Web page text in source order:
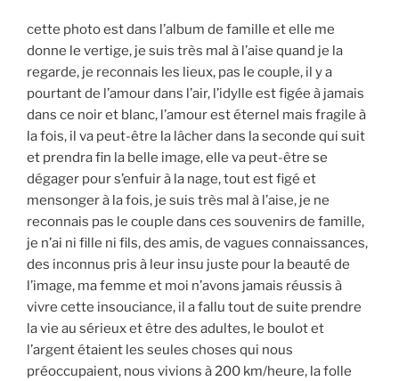
cette photo est dans l’album de famille et elle me
donne le vertige, je suis très mal à l’aise quand je la
regarde, je reconnais les lieux, pas le couple, il y a
pourtant de l’amour dans l’air, l’idylle est figée à jamais
dans ce noir et blanc, l’amour est éternel mais fragile à
la fois, il va peut-être la lâcher dans la seconde qui suit
et prendra fin la belle image, elle va peut-être se
dégager pour s’enfuir à la nage, tout est figé et
mensonger à la fois, je suis très mal à l’aise, je ne
reconnais pas le couple dans ces souvenirs de famille,
je n’ai ni fille ni fils, des amis, de vagues connaissances,
des inconnus pris à leur insu juste pour la beauté de
l’image, ma femme et moi n’avons jamais réussis à
vivre cette insouciance, il a fallu tout de suite prendre
la vie au sérieux et être des adultes, le boulot et
l’argent étaient les seules choses qui nous
préoccupaient, nous vivions à 200 km/heure, la folle